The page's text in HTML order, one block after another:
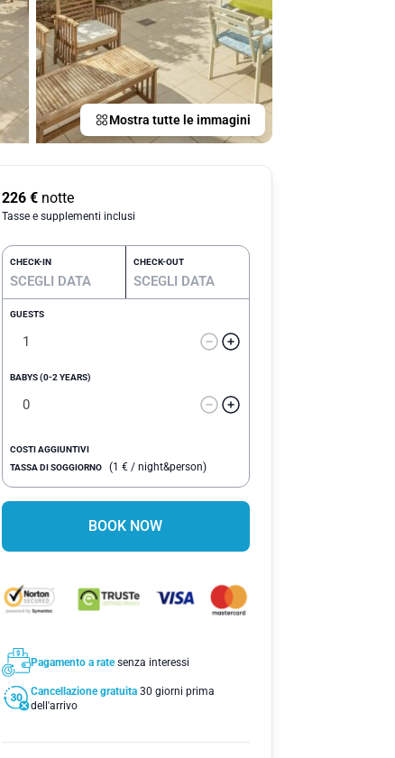
Mostra tutte le immagini
226 € notte
Tasse e supplementi inclusi
CHECK-IN CHECK-OUT
GUESTS
BABYS (0-2 YEARS)
COSTI AGGIUNTIVI
TASSA DI SOGGIORNO
(1 €/ night&person)
BOOK NOW
Pagamento a ratesenza interessi
Cancellazione gratuita30 giorni prima
dell'arrivo